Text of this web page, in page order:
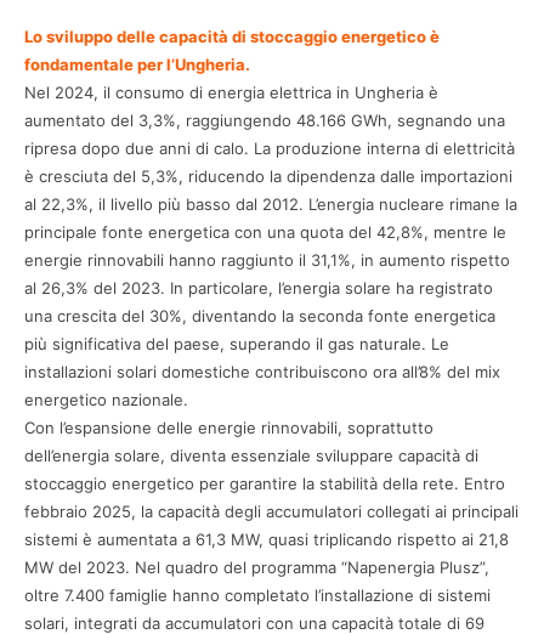
Lo sviluppo delle capacità di stoccaggio energetico è
fondamentale per l’Ungheria.
Nel 2024, il consumo di energia elettrica in Ungheria è
aumentato del 3,3%, raggiungendo 48.166 GWh, segnando una
ripresa dopo due anni di calo. La produzione interna di elettricità
è cresciuta del 5,3%, riducendo la dipendenza dalle importazioni
al 22,3%, il livello più basso dal 2012. L’energia nucleare rimane la
principale fonte energetica con una quota del 42,8%, mentre le
energie rinnovabili hanno raggiunto il 31,1%, in aumento rispetto
al 26,3% del 2023. In particolare, l’energia solare ha registrato
una crescita del 30%, diventando la seconda fonte energetica
più significativa del paese, superando il gas naturale. Le
installazioni solari domestiche contribuiscono ora all’8% del mix
energetico nazionale.​
Con l’espansione delle energie rinnovabili, soprattutto
dell’energia solare, diventa essenziale sviluppare capacità di
stoccaggio energetico per garantire la stabilità della rete. Entro
febbraio 2025, la capacità degli accumulatori collegati ai principali
sistemi è aumentata a 61,3 MW, quasi triplicando rispetto ai 21,8
MW del 2023. Nel quadro del programma “Napenergia Plusz”,
oltre 7.400 famiglie hanno completato l’installazione di sistemi
solari, integrati da accumulatori con una capacità totale di 69